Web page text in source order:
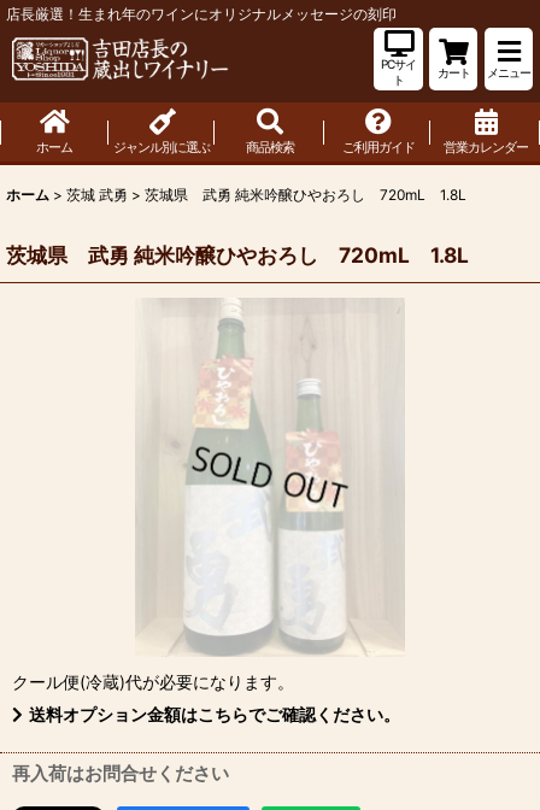
店長厳選！生まれ年のワインにオリジナルメッセージの刻印
PCサイ
ト
カート メニュー
ホーム ジャンル別に選ぶ 商品検索 ご利用ガイド 営業カレンダー
ホーム > 茨城 武勇 > 茨城県 武勇 純米吟醸ひやおろし 720mL 1.8L
茨城県 武勇 純米吟醸ひやおろし 720mL 1.8L
クール便(冷蔵)代が必要になります。
送料オプション金額はこちらでご確認ください。
再入荷はお問合せください